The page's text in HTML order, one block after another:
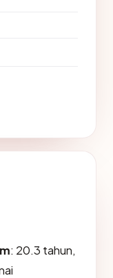
: 20.3 tahun,